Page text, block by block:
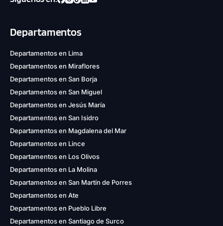
Departamentos
Departamentos en Lima
Departamentos en Miraflores
Departamentos en San Borja
Departamentos en San Miguel
Departamentos en Jesús María
Departamentos en San Isidro
Departamentos en Magdalena del Mar
Departamentos en Lince
Departamentos en Los Olivos
Departamentos en La Molina
Departamentos en San Martín de Porres
Departamentos en Ate
Departamentos en Pueblo Libre
Departamentos en Santiago de Surco